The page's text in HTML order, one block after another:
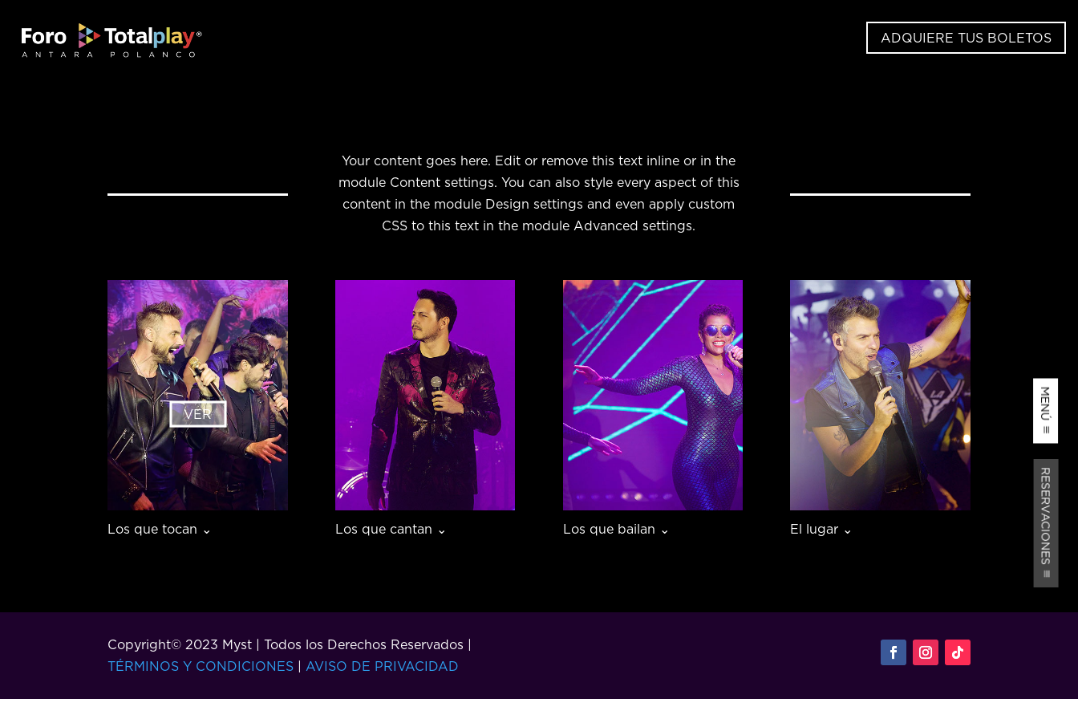
ADQUIERE TUS BOLETOS
MENÚ
RESERVACIONES
Your content goes here. Edit or remove this text inline or in the
module Content settings. You can also style every aspect of this
content in the module Design settings and even apply custom
CSS to this text in the module Advanced settings.
Los que tocan ⌄
VER
Los que cantan ⌄ Los que bailan ⌄ El lugar ⌄
Copyright© 2023 Myst | Todos los Derechos Reservados |
TÉRMINOS Y CONDICIONES | AVISO DE PRIVACIDAD